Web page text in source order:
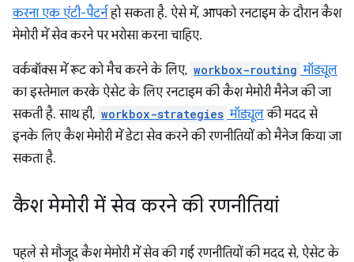
करना एक एंटी-पैटर्नहो सकता है. ऐसे में, आपको रनटाइम के दौरान कैश
मेमोरी में सेव करने पर भरोसा करना चाहिए.
वर्कबॉक्स में रूट को मैच करने के लिए, workbox-routing मॉड्यूल
का इस्तेमाल करके ऐसेट के लिए रनटाइम की कैश मेमोरी मैनेज की जा
सकती है. साथ ही, workbox-strategies मॉड्यूलकी मदद से
इनके लिए कैश मेमोरी में डेटा सेव करने की रणनीतियों को मैनेज किया जा
सकता है.
कैश मेमोरी में सेव करने की रणनीतियां
पहले से मौजूद कैश मेमोरी में सेव की गई रणनीतियों की मदद से, ऐसेट के